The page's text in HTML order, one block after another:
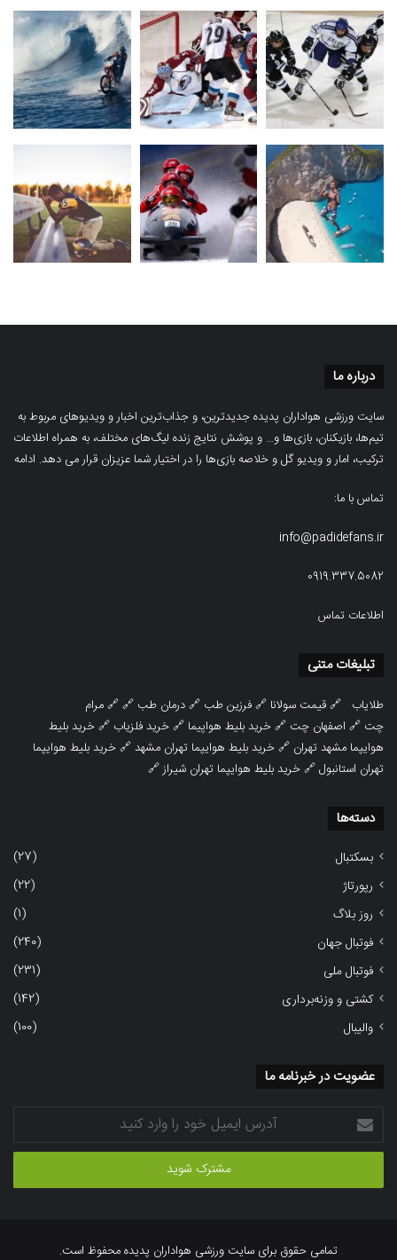
درباره ما
سایت ورزشی هواداران پدیده جدیدترین، و جذاب‌ترین اخبار و ویدیوهای مربوط به
تیم‌ها، بازیکنان، بازی‌ها و… و پوشش نتایج زنده لیگ‌های مختلف، به همراه اطلاعات
ترکیب، امار و ویدیو‌‌ گل‌ و خلاصه بازی‌ها را در اختیار شما عزیزان قرار می دهد. ادامه
تماس با ما:
info@padidefans.ir
0919.337.5082
اطلاعات تماس
تبلیغات متنی
طلایاب 🔗قیمت سولانا 🔗فرزین طب 🔗درمان طب 🔗 🔗مرام
چت 🔗 اصفهان چت 🔗خرید بلیط هواپیما 🔗خرید فلزیاب 🔗خرید بلیط
هوایپما مشهد تهران 🔗خرید بلیط هوایپما تهران مشهد🔗خرید بلیط هوایپما
تهران استانبول🔗خرید بلیط هوایپما تهران شیراز🔗
دسته‌ها
بسکتبال
(27)
رپورتاژ
(22)
روز بلاگ
(1)
فوتبال جهان
(240)
فوتبال ملی
(231)
کشتی و وزنه‌برداری
(142)
والیبال
(100)
عضویت در خبرنامه ما
آدرس
ایمیل
خود
وارد
تمامی حقوق برای سایت ورزشی هواداران پدیده محفوظ است.